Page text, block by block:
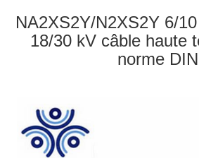
NA2XS2Y/N2XS2Y 6/
18/30 kV câble haute
norme DIN